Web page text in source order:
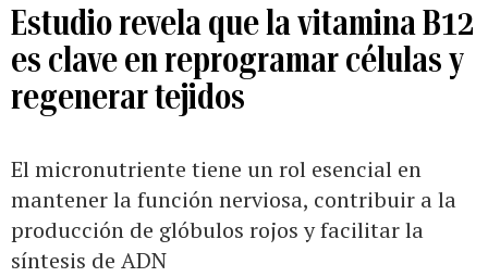
Estudio revela que la vitamina B12
es clave en reprogramar células y
regenerar tejidos
El micronutriente tiene un rol esencial en
mantener la función nerviosa, contribuir a la
producción de glóbulos rojos y facilitar la
síntesis de ADN